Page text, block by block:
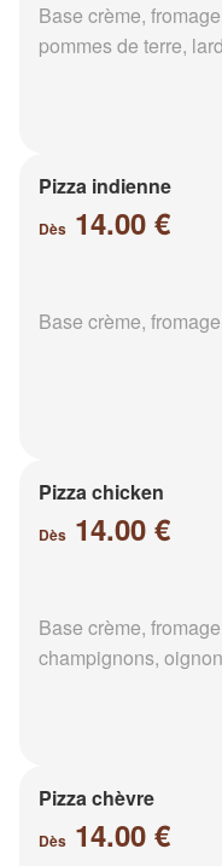
Base crème,
pommes de terre,
Pizza indienne
Dès 14.00 €
Base crème,
Pizza chicken
Dès 14.00 €
Base crème,
champignons,
Pizza chèvre
Dès 14.00 €